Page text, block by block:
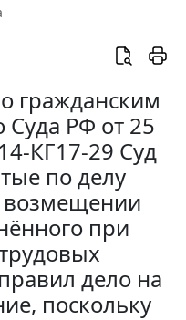
гражданским
Суда РФ от 25
КГ17-29 Суд
по делу
возмещении
при
дело на
поскольку